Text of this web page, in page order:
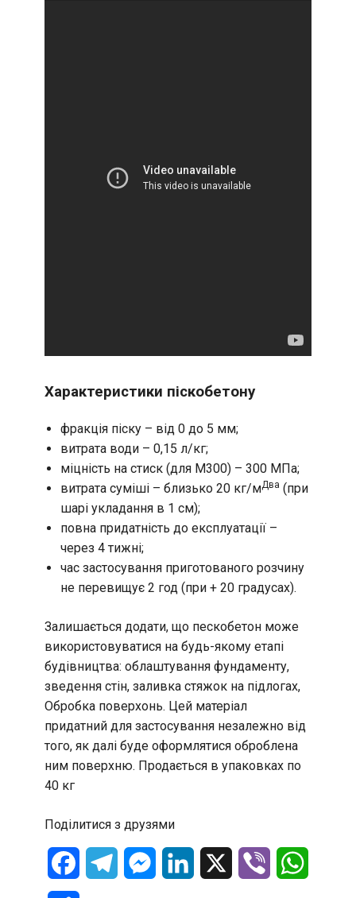
Характеристики піскобетону
фракція піску – від 0 до 5 мм;
витрата води – 0,15 л/кг;
міцність на стиск (для М300) – 300 МПа;
витрата суміші – близько 20 кг/мДва (при
шарі укладання в 1 см);
повна придатність до експлуатації –
через 4 тижні;
час застосування приготованого розчину
не перевищує 2 год (при + 20 градусах).
Залишається додати, що пескобетон може
використовуватися на будь-якому етапі
будівництва: облаштування фундаменту,
зведення стін, заливка стяжок на підлогах,
Обробка поверхонь. Цей матеріал
придатний для застосування незалежно від
того, як далі буде оформлятися оброблена
ним поверхню. Продається в упаковках по
40 кг
Поділитися з друзями
FacebookTelegramMessenger
LinkedIn Viber